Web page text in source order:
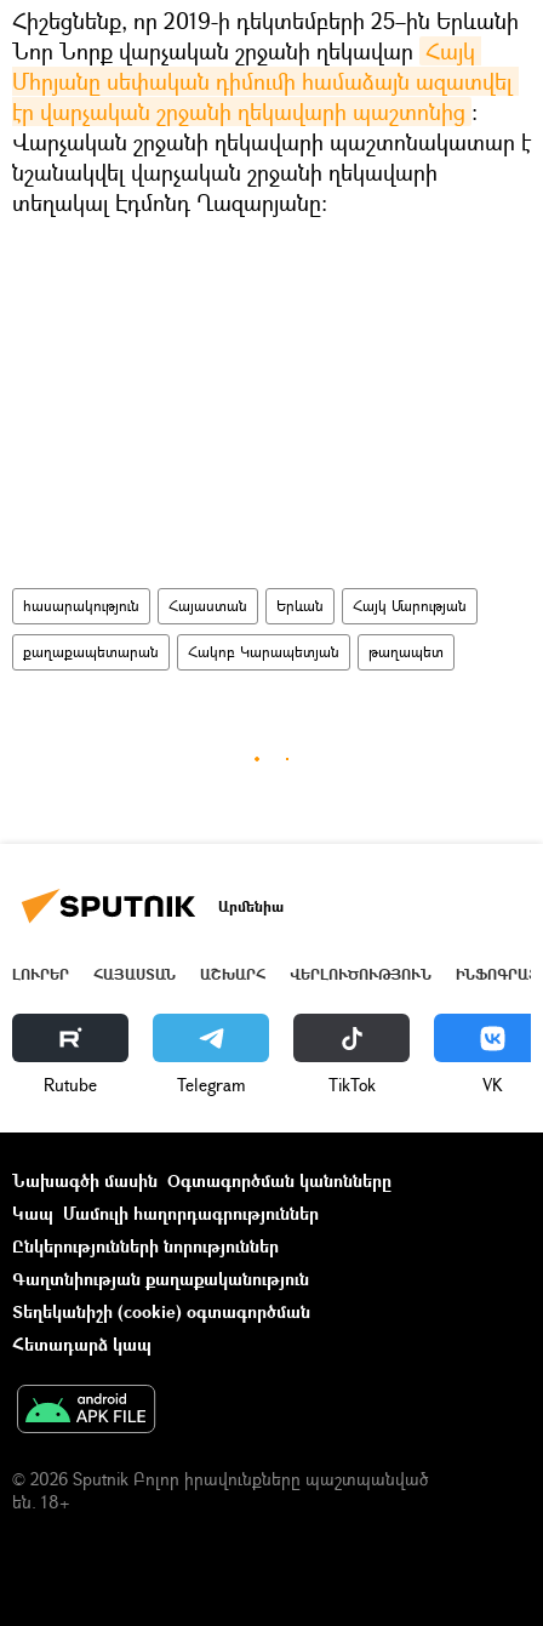
Հիշեցնենք, որ 2019-ի դեկտեմբերի 25–ին Երևանի
Նոր Նորք վարչական շրջանի ղեկավար Հայկ
Մհրյանը սեփական դիմումի համաձայն ազատվել
էր վարչական շրջանի ղեկավարի պաշտոնից ։
Վարչական շրջանի ղեկավարի պաշտոնակատար է
նշանակվել վարչական շրջանի ղեկավարի
տեղակալ Էդմոնդ Ղազարյանը:
հասարակություն Հայաստան Երևան Հայկ Մարության
քաղաքապետարան Հակոբ Կարապետյան թաղապետ
Արմենիա
ԼՈՒՐԵՐ ՀԱՅԱՍՏԱՆ ԱՇԽԱՐՀ ՎԵՐԼՈՒԾՈՒԹՅՈՒՆ
Rutube Telegram ТikТоk VK
Նախագծի մասին Օգտագործման կանոնները
Կապ Մամուլի հաղորդագրություններ
Ընկերությունների նորություններ
Գաղտնիության քաղաքականություն
Տեղեկանիշի (cookie) օգտագործման
Հետադարձ կապ
© 2026 Sputnik Բոլոր իրավունքները պաշտպանված
են. 18+